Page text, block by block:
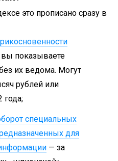
это прописано сразу в
показываете
их ведома. Могут
рублей или
года;
специальных
для
— за